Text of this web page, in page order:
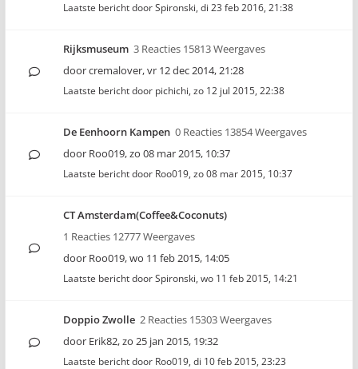
Laatste bericht doorSpironski, di 23 feb 2016, 21:38
Rijksmuseum 3 Reacties 15813 Weergaves
doorcremalover,vr 12 dec 2014, 21:28
Laatste bericht door pichichi, zo 12 jul 2015, 22:38
De Eenhoorn Kampen 0 Reacties 13854 Weergaves
door Roo019,zo 08 mar 2015, 10:37
Laatste bericht door Roo019, zo 08 mar 2015, 10:37
CT Amsterdam(Coffee&Coconuts)
1 Reacties 12777 Weergaves
door Roo019,wo 11 feb 2015, 14:05
Laatste bericht doorSpironski, wo 11 feb 2015, 14:21
Doppio Zwolle 2 Reacties 15303 Weergaves
door Erik82,zo 25 jan 2015, 19:32
Laatste bericht door Roo019, di 10 feb 2015, 23:23